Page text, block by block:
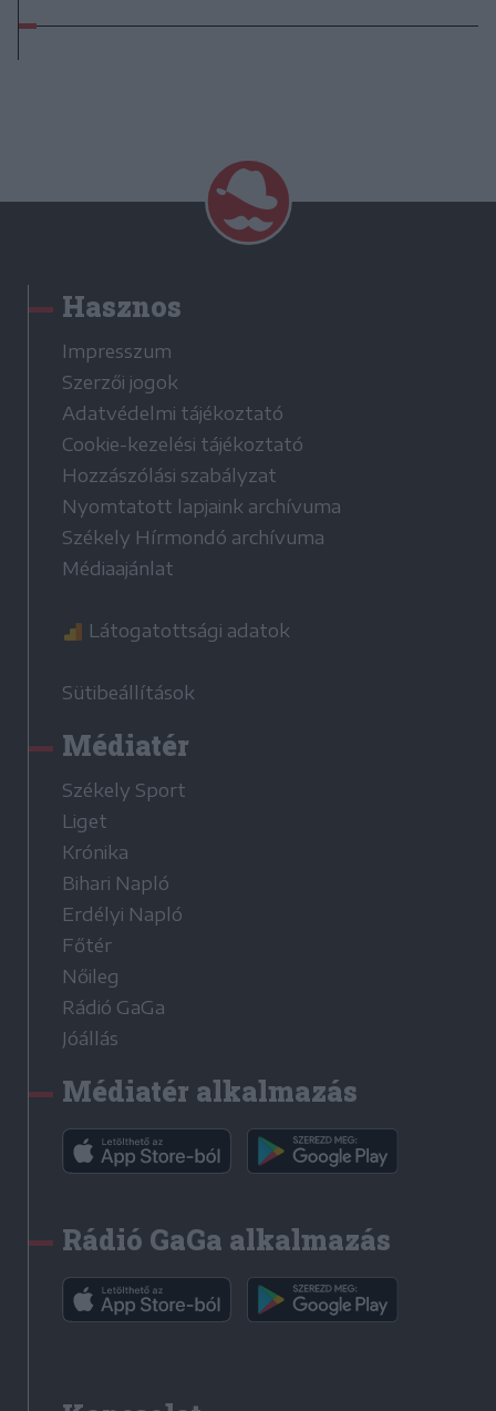
Hasznos
Impresszum
Szerzői jogok
Adatvédelmi tájékoztató
Cookie-kezelési tájékoztató
Hozzászólási szabályzat
Nyomtatott lapjaink archívuma
Székely Hírmondó archívuma
Médiaajánlat
Látogatottsági adatok
Sütibeállítások
Médiatér
Székely Sport
Liget
Krónika
Bihari Napló
Erdélyi Napló
Főtér
Nőileg
Rádió GaGa
Jóállás
Médiatér alkalmazás
Rádió GaGa alkalmazás